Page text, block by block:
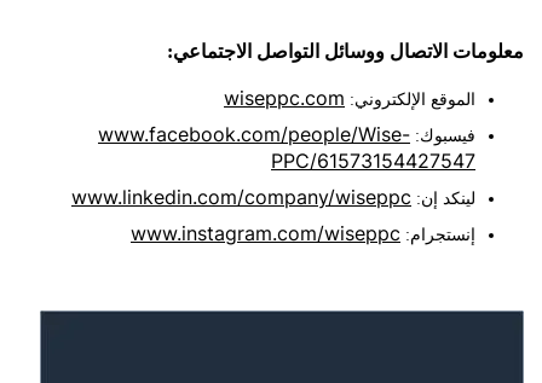
الاتصال ووسائل التواصل الاجتماعي:
الموقع الإلكتروني:wiseppc.com
فيسبوك:www.facebook.com/people/Wise-
PPC/61573154427547
لينكد إن:www.linkedin.com/company/wiseppc
إنستجرام:www.instagram.com/wiseppc